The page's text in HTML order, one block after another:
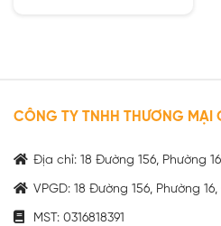
CÔNG TY TNHH THƯƠNG MẠI
Địa chỉ: 18 Đường 156, Phường
VPGD: 18 Đường 156, Phường
MST: 0316818391